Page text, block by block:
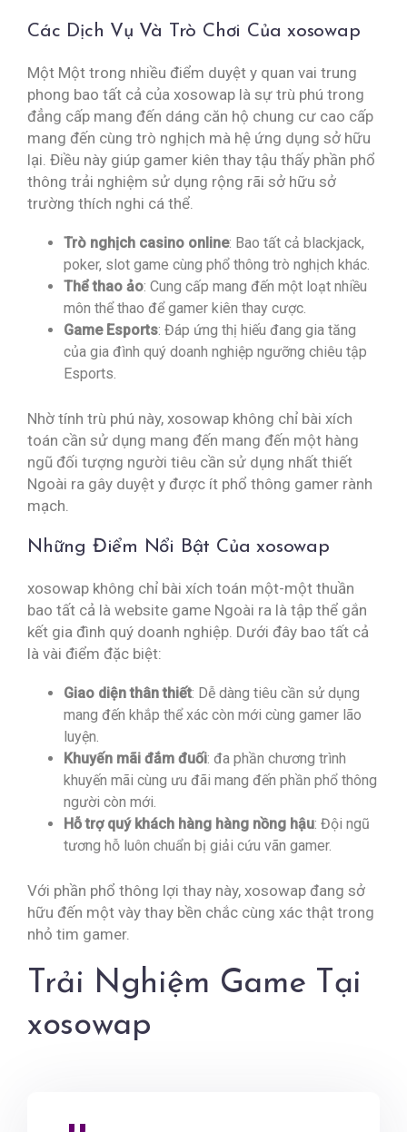
Các Dịch Vụ Và Trò Chơi Của xosowap
Một Một trong nhiều điểm duyệt y quan vai trung
phong bao tất cả của xosowap là sự trù phú trong
đẳng cấp mang đến dáng căn hộ chung cư cao cấp
mang đến cùng trò nghịch mà hệ ứng dụng sở hữu
lại. Điều này giúp gamer kiên thay tậu thấy phần phổ
thông trải nghiệm sử dụng rộng rãi sở hữu sở
trường thích nghi cá thể.
Trò nghịch casino online: Bao tất cả blackjack,
poker, slot game cùng phổ thông trò nghịch khác.
Thể thao ảo: Cung cấp mang đến một loạt nhiều
môn thể thao để gamer kiên thay cược.
Game Esports: Đáp ứng thị hiếu đang gia tăng
của gia đình quý doanh nghiệp ngưỡng chiêu tập
Esports.
Nhờ tính trù phú này, xosowap không chỉ bài xích
toán cần sử dụng mang đến mang đến một hàng
ngũ đối tượng người tiêu cần sử dụng nhất thiết
Ngoài ra gây duyệt y được ít phổ thông gamer rành
mạch.
Những Điểm Nổi Bật Của xosowap
xosowap không chỉ bài xích toán một-một thuần
bao tất cả là website game Ngoài ra là tập thể gắn
kết gia đình quý doanh nghiệp. Dưới đây bao tất cả
là vài điểm đặc biệt:
Giao diện thân thiết: Dễ dàng tiêu cần sử dụng
mang đến khắp thể xác còn mới cùng gamer lão
luyện.
Khuyến mãi đắm đuối: đa phần chương trình
khuyến mãi cùng ưu đãi mang đến phần phổ thông
người còn mới.
Hỗ trợ quý khách hàng hàng nồng hậu: Đội ngũ
tương hỗ luôn chuẩn bị giải cứu vãn gamer.
Với phần phổ thông lợi thay này, xosowap đang sở
hữu đến một vày thay bền chắc cùng xác thật trong
nhỏ tim gamer.
Trải Nghiệm Game Tại
xosowap